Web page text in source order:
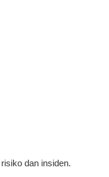
dan insiden.